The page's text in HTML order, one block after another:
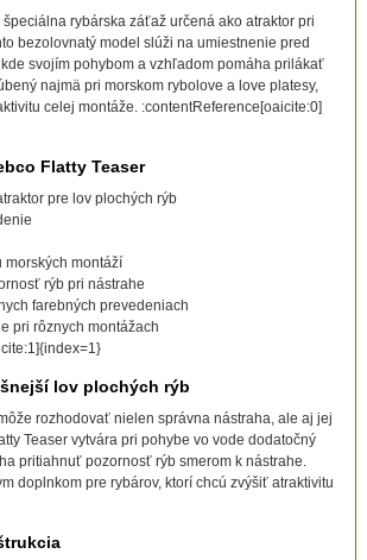
špeciálna rybárska záťaž určená ako atraktor pri
bezolovnatý model slúži na umiestnenie pred
svojím pohybom a vzhľadom pomáha prilákať
najmä pri morskom rybolove a love platesy,
celej montáže. :contentReference[oaicite:0]
Flatty Teaser
pre lov plochých rýb
morských montáží
rýb pri nástrahe
farebných prevedeniach
pri rôznych montážach
lov plochých rýb
rozhodovať nielen správna nástraha, ale aj jej
Teaser vytvára pri pohybe vo vode dodatočný
pritiahnuť pozornosť rýb smerom k nástrahe.
doplnkom pre rybárov, ktorí chcú zvýšiť atraktivitu